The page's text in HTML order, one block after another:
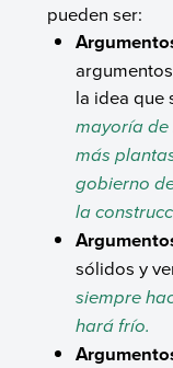
pueden ser:
la idea que
mayoría
más
gobierno
la
sólidos y
siempre
hará frío.